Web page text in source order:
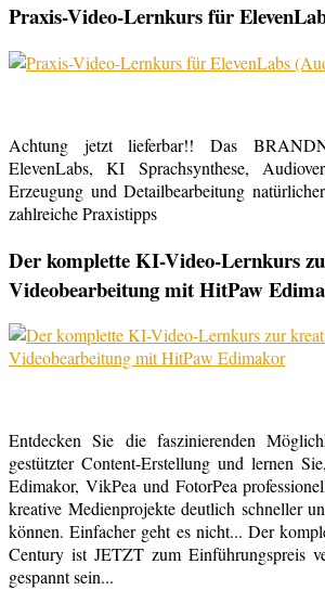
Praxis-Video-Lernkurs für
Achtung jetzt lieferbar!! Das
ElevenLabs, KI Sprachsynthese,
Erzeugung und Detailbearbeitung
zahlreiche Praxistipps
Der komplette KI-Video-Lernkurs
Videobearbeitung mit HitPaw
Entdecken Sie die faszinierenden
gestützter Content-Erstellung und lernen
Edimakor, VikPea und FotorPea
kreative Medienprojekte deutlich schneller
können. Einfacher geht es nicht... Der
Century ist JETZT zum Einführungspreis
gespannt sein...